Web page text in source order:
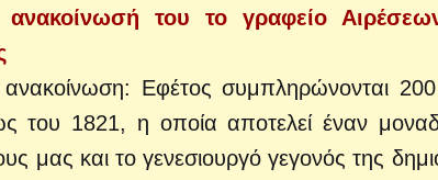
ανακοίνωσή του το γραφείο
Εφέτος συμπληρώνονται
του 1821, η οποία αποτελεί έναν
μας και το γενεσιουργό γεγονός της